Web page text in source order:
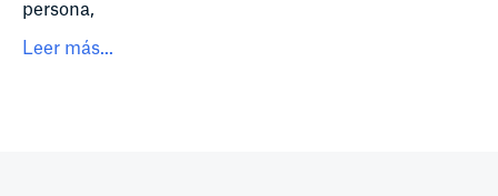
persona,
Leer más...